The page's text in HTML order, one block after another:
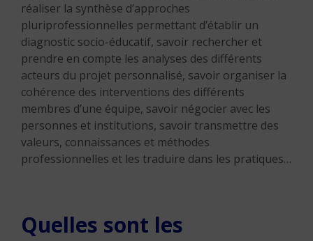
réaliser la synthèse d’approches
pluriprofessionnelles permettant d’établir un
diagnostic socio-éducatif, savoir rechercher et
prendre en compte les analyses des différents
acteurs du projet personnalisé, savoir organiser la
cohérence des interventions des différents
membres d’une équipe, savoir négocier avec les
personnes et institutions, savoir transmettre des
valeurs, connaissances et méthodes
professionnelles et les traduire dans les pratiques…
Quelles sont les